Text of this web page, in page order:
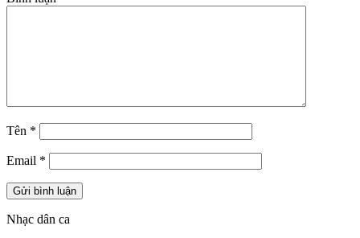
Tên *
Email *
Nhạc dân ca